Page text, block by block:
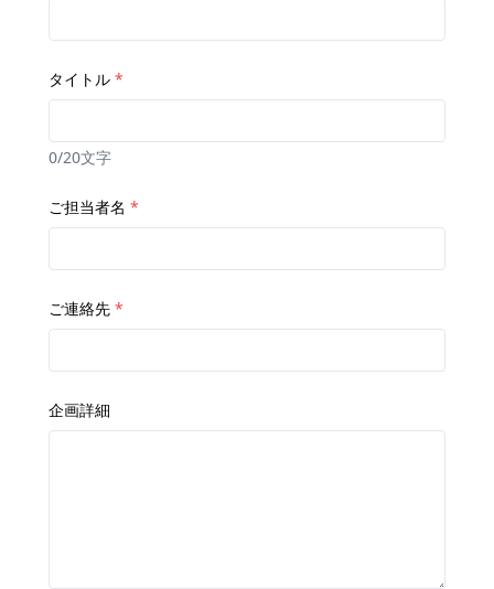
タイトル *
0/20文字
ご担当者名 *
ご連絡先 *
企画詳細